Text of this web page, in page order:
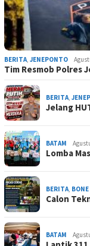
BERITA JENEPONTO
Tim Resmob Polres
BERITA
Jelang
BATAM
Lomba
BERITA BONE
Calon
BATAM